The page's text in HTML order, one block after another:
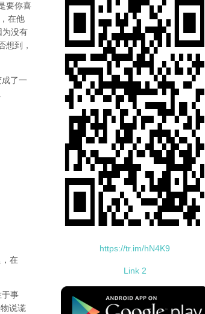
要你喜
在他
为没有
想到，
成了一
在
于事
说谎
https://tr.im/hN4K9
Link 2
standard-icon-googleplay-